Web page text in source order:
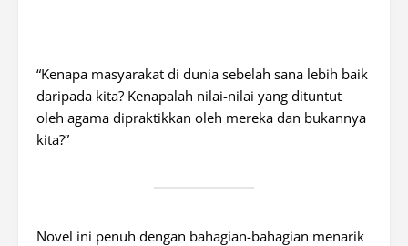
“Kenapa masyarakat di dunia sebelah sana lebih baik
daripada kita? Kenapalah nilai-nilai yang dituntut
oleh agama dipraktikkan oleh mereka dan bukannya
kita?”
Novel ini penuh dengan bahagian-bahagian menarik